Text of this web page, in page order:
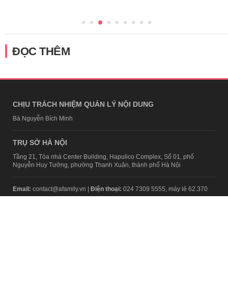
ĐỌC THÊM
CHỊU TRÁCH NHIỆM QUẢN LÝ NỘI DUNG
Bà Nguyễn Bích Minh
TRỤ SỞ HÀ NỘI
Tầng 21, Tòa nhà Center Building, Hapulico Complex, Số 01, phố
Nguyễn Huy Tưởng, phường Thanh Xuân, thành phố Hà Nội
Email: contact@afamily.vn | Điện thoại: 024 7309 5555, máy lẻ 62.370